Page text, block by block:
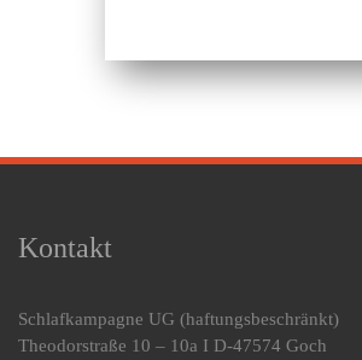
Kontakt
Schlafkampagne UG (haftungsbeschränkt)
Theodorstraße 10 – 10a I D-47574 Goch